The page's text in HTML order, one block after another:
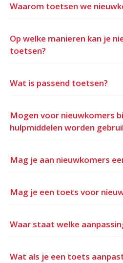
Waarom toetsen we
Op welke manieren kan je
toetsen?
Wat is passend toetsen?
Mogen voor nieuwkomers
hulpmiddelen worden
Mag je aan nieuwkomers
Mag je een toets voor
Waar staat welke
Wat als je een toets